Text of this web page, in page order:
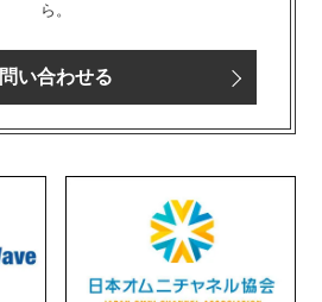
ら。
問い合わせる